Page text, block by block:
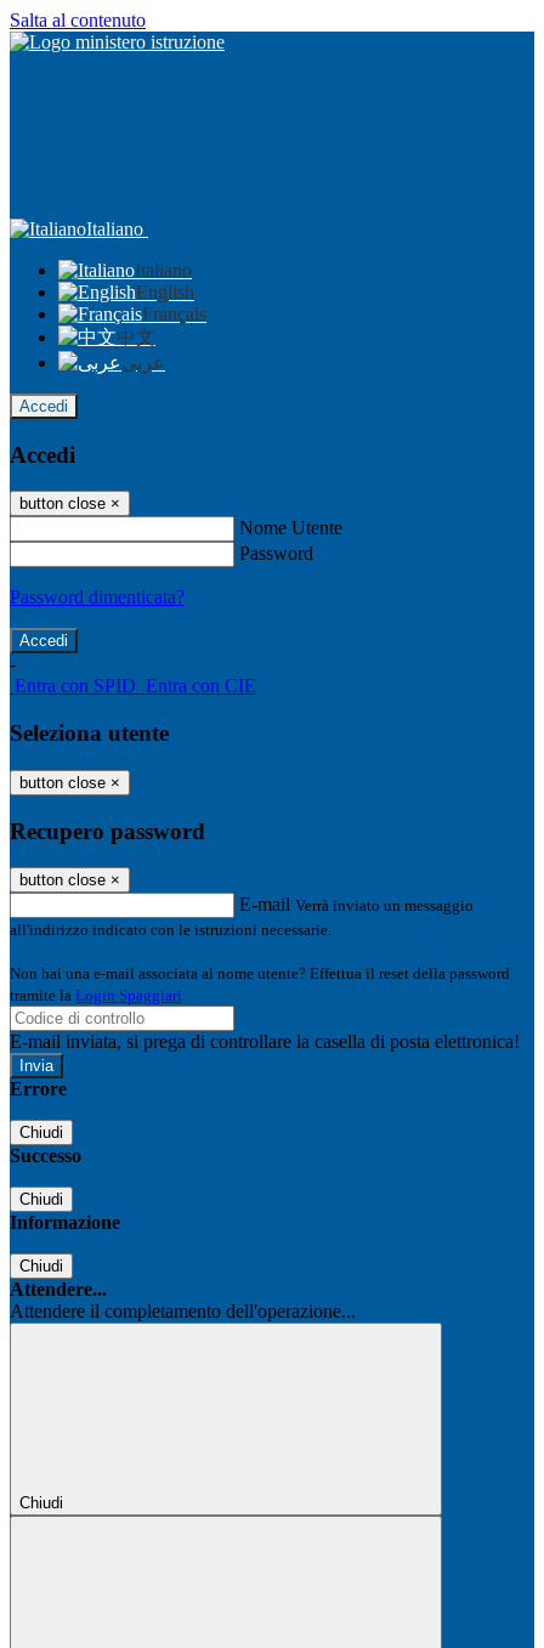
Salta al contenuto
Italiano
Italiano
English
Français
中文
عربى
Accedi
Accedi
button close ×
Nome Utente
Password
Password dimenticata?
-
Entra con SPID Entra con CIE
Seleziona utente
button close ×
Recupero password
button close ×
E-mail Verrà inviato un messaggio
all'indirizzo indicato con le istruzioni necessarie.
Non hai una e-mail associata al nome utente? Effettua il reset della password
tramite la Login Spaggiari
E-mail inviata, si prega di controllare la casella di posta elettronica!
Errore
Chiudi
Successo
Chiudi
Informazione
Chiudi
Attendere...
Attendere il completamento dell'operazione...
Chiudi